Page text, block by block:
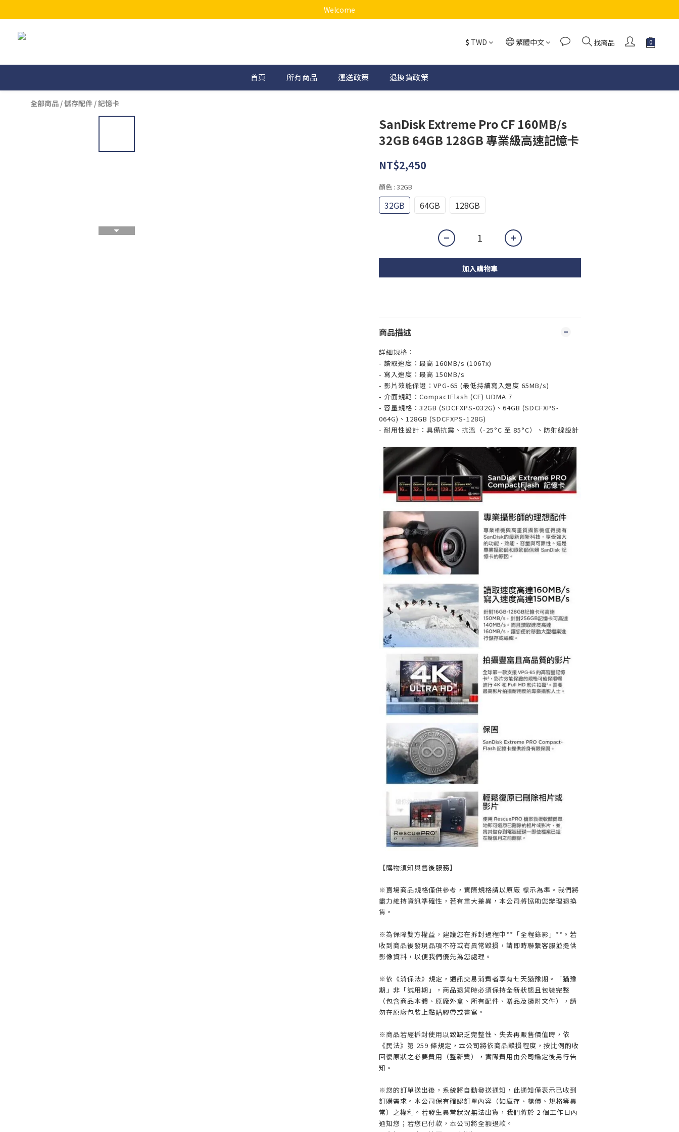
Welcome
$ TWD 繁體中文 找商品
首頁 所有商品 運送政策 退換貨政策
全部商品 /儲存配件 /記憶卡
SanDisk Extreme Pro CF 160MB/s
32GB 64GB 128GB 專業級高速記憶卡
NT$2,450
顏色 : 32GB
32GB 64GB 128GB
加入購物車
商品描述
詳細規格：
- 讀取速度：最高 160MB/s (1067x)
- 寫入速度：最高 150MB/s
- 影片效能保證：VPG-65 (最低持續寫入速度 65MB/s)
- 介面規範：CompactFlash (CF) UDMA 7
- 容量規格：32GB (SDCFXPS-032G)、64GB (SDCFXPS-
064G)、128GB (SDCFXPS-128G)
- 耐用性設計：具備抗震、抗溫（-25°C 至 85°C）、防射線設計
【購物須知與售後服務】
※賣場商品規格僅供參考，實際規格請以原廠 標示為準。我們將
盡力維持資訊準確性，若有重大差異，本公司將協助您辦理退換
貨。
※為保障雙方權益，建議您在拆封過程中**「全程錄影」**。若
收到商品後發現品項不符或有異常毀損，請即時聯繫客服並提供
影像資料，以便我們優先為您處理。
※依《消保法》規定，通訊交易消費者享有七天猶豫期。「猶豫
期」非「試用期」，商品退貨時必須保持全新狀態且包裝完整
（包含商品本體、原廠外盒、所有配件、贈品及隨附文件），請
勿在原廠包裝上黏貼膠帶或書寫。
※商品若經拆封使用以致缺乏完整性、失去再販售價值時，依
《民法》第 259 條規定，本公司將依商品毀損程度，按比例酌收
回復原狀之必要費用（整新費），實際費用由公司鑑定後另行告
知。
※您的訂單送出後，系統將自動發送通知，此通知僅表示已收到
訂購需求。本公司保有確認訂單內容（如庫存、標價、規格等異
常）之權利。若發生異常狀況無法出貨，我們將於 2 個工作日內
通知您；若您已付款，本公司將全額退款。